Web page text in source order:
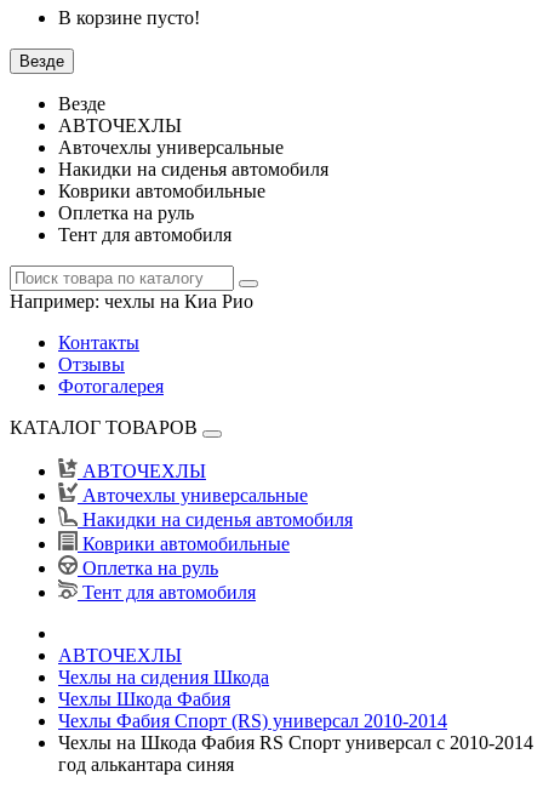
В корзине пусто!
Везде
Везде
АВТОЧЕХЛЫ
Авточехлы универсальные
Накидки на сиденья автомобиля
Коврики автомобильные
Оплетка на руль
Тент для автомобиля
Например: чехлы на Киа Рио
Контакты
Отзывы
Фотогалерея
КАТАЛОГ ТОВАРОВ
АВТОЧЕХЛЫ
Авточехлы универсальные
Накидки на сиденья автомобиля
Коврики автомобильные
Оплетка на руль
Тент для автомобиля
АВТОЧЕХЛЫ
Чехлы на сидения Шкода
Чехлы Шкода Фабия
Чехлы Фабия Спорт (RS) универсал 2010-2014
Чехлы на Шкода Фабия RS Спорт универсал с 2010-2014
год алькантара синяя